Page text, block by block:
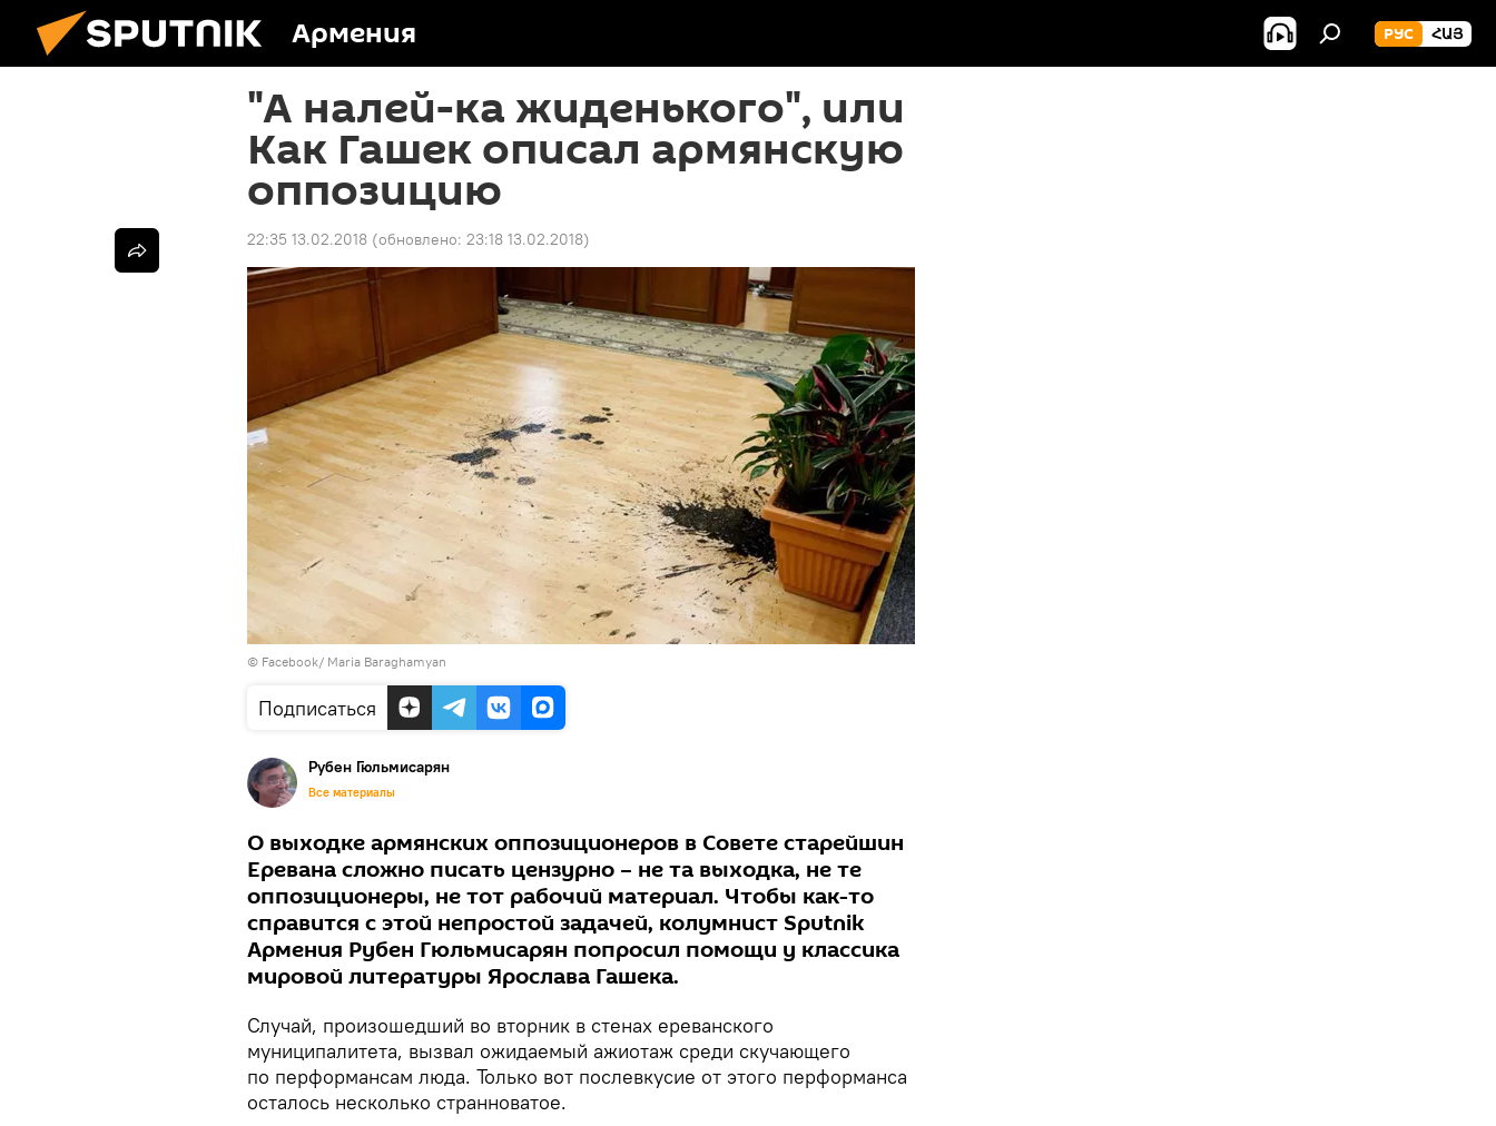
Армения РУС ՀԱՅ
"А налей-ка жиденького", или
Как Гашек описал армянскую
оппозицию
22:35 13.02.2018 (обновлено: 23:18 13.02.2018)
© Facebook/ Maria Baraghamyan
Подписаться
Рубен Гюльмисарян
Все материалы
О выходке армянских оппозиционеров в Совете старейшин
Еревана сложно писать цензурно – не та выходка, не те
оппозиционеры, не тот рабочий материал. Чтобы как-то
справится с этой непростой задачей, колумнист Sputnik
Армения Рубен Гюльмисарян попросил помощи у классика
мировой литературы Ярослава Гашека.
Случай, произошедший во вторник в стенах ереванского
муниципалитета, вызвал ожидаемый ажиотаж среди скучающего
по перформансам люда. Только вот послевкусие от этого перформанса
осталось несколько странноватое.